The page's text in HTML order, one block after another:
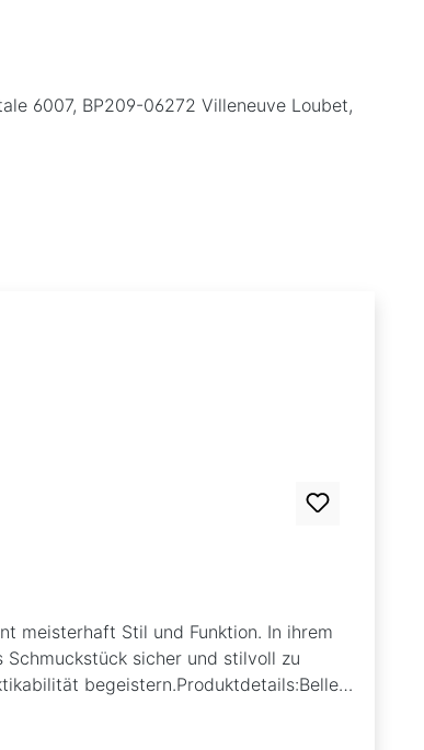
6007, BP209-06272 Villeneuve Loubet,
meisterhaft Stil und Funktion. In ihrem
sicher und stilvoll zu
begeistern.Produktdetails:Belle
Schmuckaufbewahrung, die